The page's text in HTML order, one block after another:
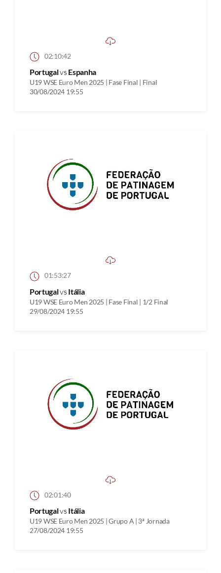
02:10:42
Portugalvs Espanha
U19 WSE Euro Men 2025 | Fase Final | Final
30/08/2024 19:55
01:53:27
Portugalvs Itália
U19 WSE Euro Men 2025 | Fase Final | 1/2 Final
29/08/2024 19:55
02:01:40
Portugalvs Itália
U19 WSE Euro Men 2025 | Grupo A | 3ª Jornada
27/08/2024 19:55